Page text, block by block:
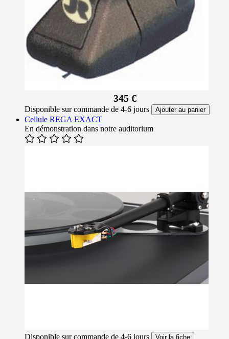
345 €
Disponible sur commande de 4-6 jours Ajouter au panier
Cellule REGA EXACT
En démonstration dans notre auditorium
Disponible sur commande de 4-6 jours Voir la fiche